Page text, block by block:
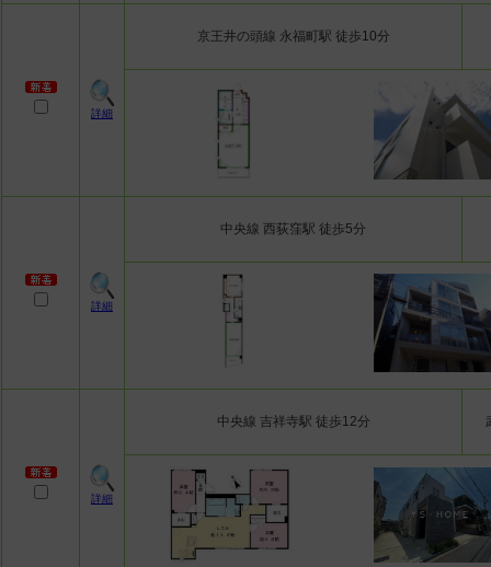
詳細
京王井の頭線 永福町駅 徒歩10分
詳細
中央線 西荻窪駅 徒歩5分
詳細
中央線 吉祥寺駅 徒歩12分